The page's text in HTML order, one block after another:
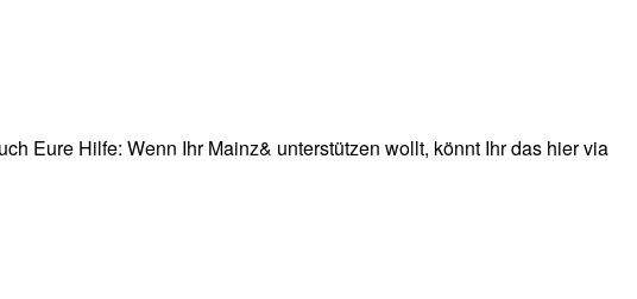
Eure Hilfe: Wenn Ihr Mainz& unterstützen wollt, könnt Ihr das hier via